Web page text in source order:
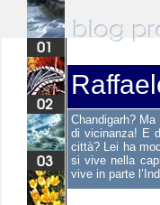
Chandigarh?
di vicinanza! E
città? Lei ha
si vive nella
vive in parte